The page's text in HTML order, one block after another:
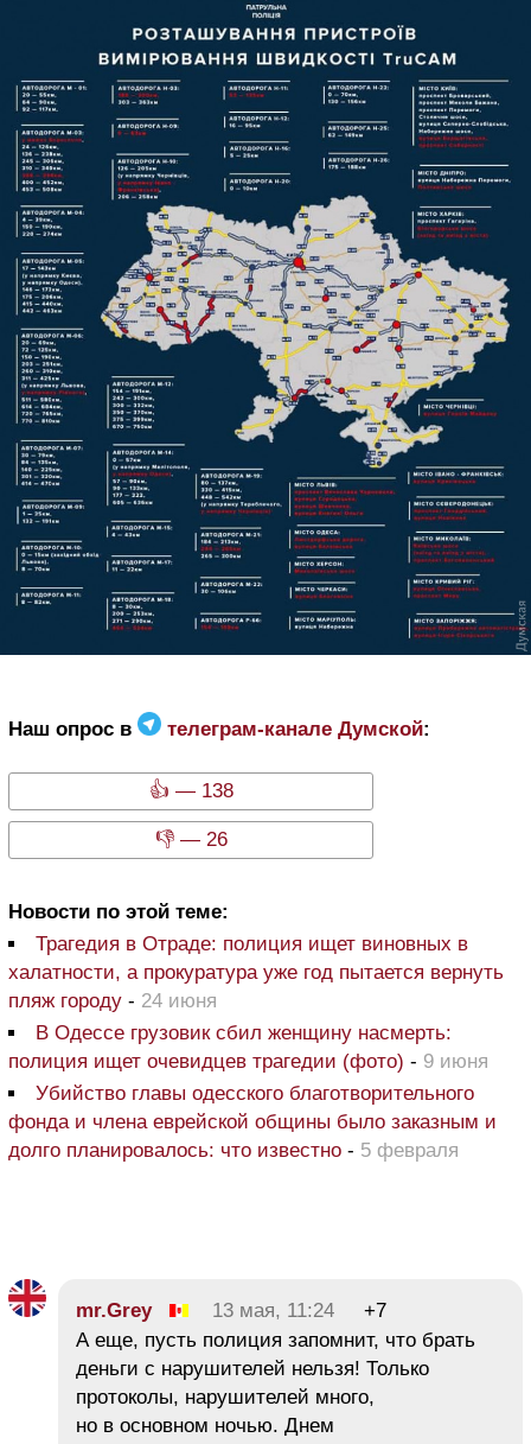
Наш опрос в телеграм-канале Думской:
👍 — 138
👎 — 26
Новости по этой теме:
Трагедия в Отраде: полиция ищет виновных в
халатности, а прокуратура уже год пытается вернуть
пляж городу - 24 июня
В Одессе грузовик сбил женщину насмерть:
полиция ищет очевидцев трагедии (фото) - 9 июня
Убийство главы одесского благотворительного
фонда и члена еврейской общины было заказным и
долго планировалось: что известно - 5 февраля
mr.Grey 13 мая, 11:24
+7
А еще, пусть полиция запомнит, что брать
деньги с нарушителей нельзя! Только
протоколы, нарушителей много,
но в основном ночью. Днем